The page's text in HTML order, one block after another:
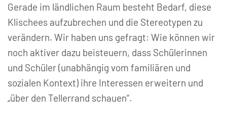
Gerade im ländlichen Raum besteht Bedarf, diese
Klischees aufzubrechen und die Stereotypen zu
verändern. Wir haben uns gefragt: Wie können wir
noch aktiver dazu beisteuern, dass Schülerinnen
und Schüler (unabhängig vom familiären und
sozialen Kontext) ihre Interessen erweitern und
„über den Tellerrand schauen“.